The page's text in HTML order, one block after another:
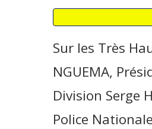
Sur les Très
NGUEMA,
Division Serge
Police